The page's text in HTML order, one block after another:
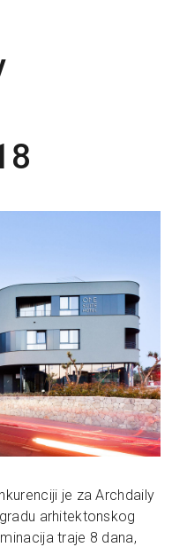
je za Archdaily
arhitektonskog
traje 8 dana,